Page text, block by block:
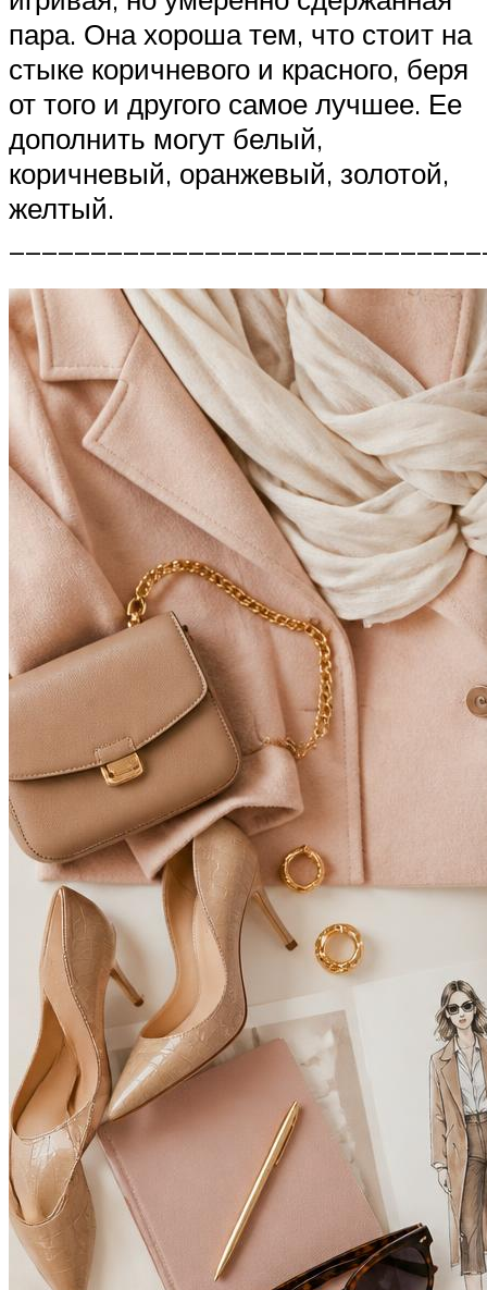
пара. Она хороша тем, что стоит на
стыке коричневого и красного, беря
от того и другого самое лучшее. Ее
дополнить могут белый,
коричневый, оранжевый, золотой,
желтый.